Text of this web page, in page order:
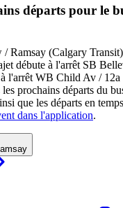
départs pour le
Ramsay (Calgary
débute à l'arrêt SB
l'arrêt WB Child Av /
prochains départs du
que les départs en
dans l'application.